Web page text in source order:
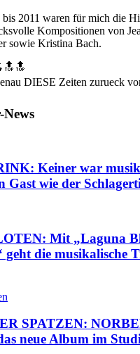
bis 2011 waren für mich die
Kompositionen von
sowie Kristina Bach.
DIESE Zeiten zurueck
News
Keiner war
Gast wie der
Mit „Laguna
geht die musikalische
SPATZEN:
neue Album im